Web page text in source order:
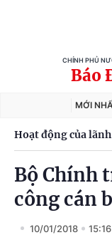
CHÍNH PHỦ
Báo
MỚI
Hoạt động của
Bộ Chính
công cán
10/01/2018 15:16